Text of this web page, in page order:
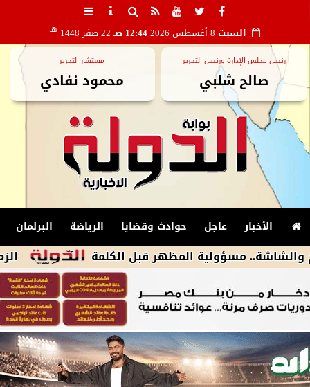
السبت 12:44 صـ 22 صفر 1448 هـ
رئيس مجلس الإدارة ورئيس التحرير
صالح شلبي
مستشار التحرير
محمود نفادي
الأخبار عاجل حوادث وقضايا الرياضة البرلمان
الزمالك يكشف أسباب استبعاد 4 مسؤولية المظهر قبل الكلمة